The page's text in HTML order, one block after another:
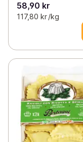
58,90 kr
117,80 kr /kg